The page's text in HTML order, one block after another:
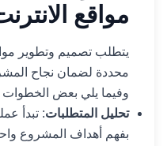
مواقع
يتطلب تصميم وتطوير
محددة لضمان نجاح
وفيما يلي بعض الخطوات
تحليل المتطلبات: تبدأ
بفهم أهداف المشروع